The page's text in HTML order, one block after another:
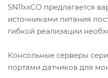
SN11xxCO предлагается
источниками питания
гибкой реализации
Консольные серверы
портами датчиков для